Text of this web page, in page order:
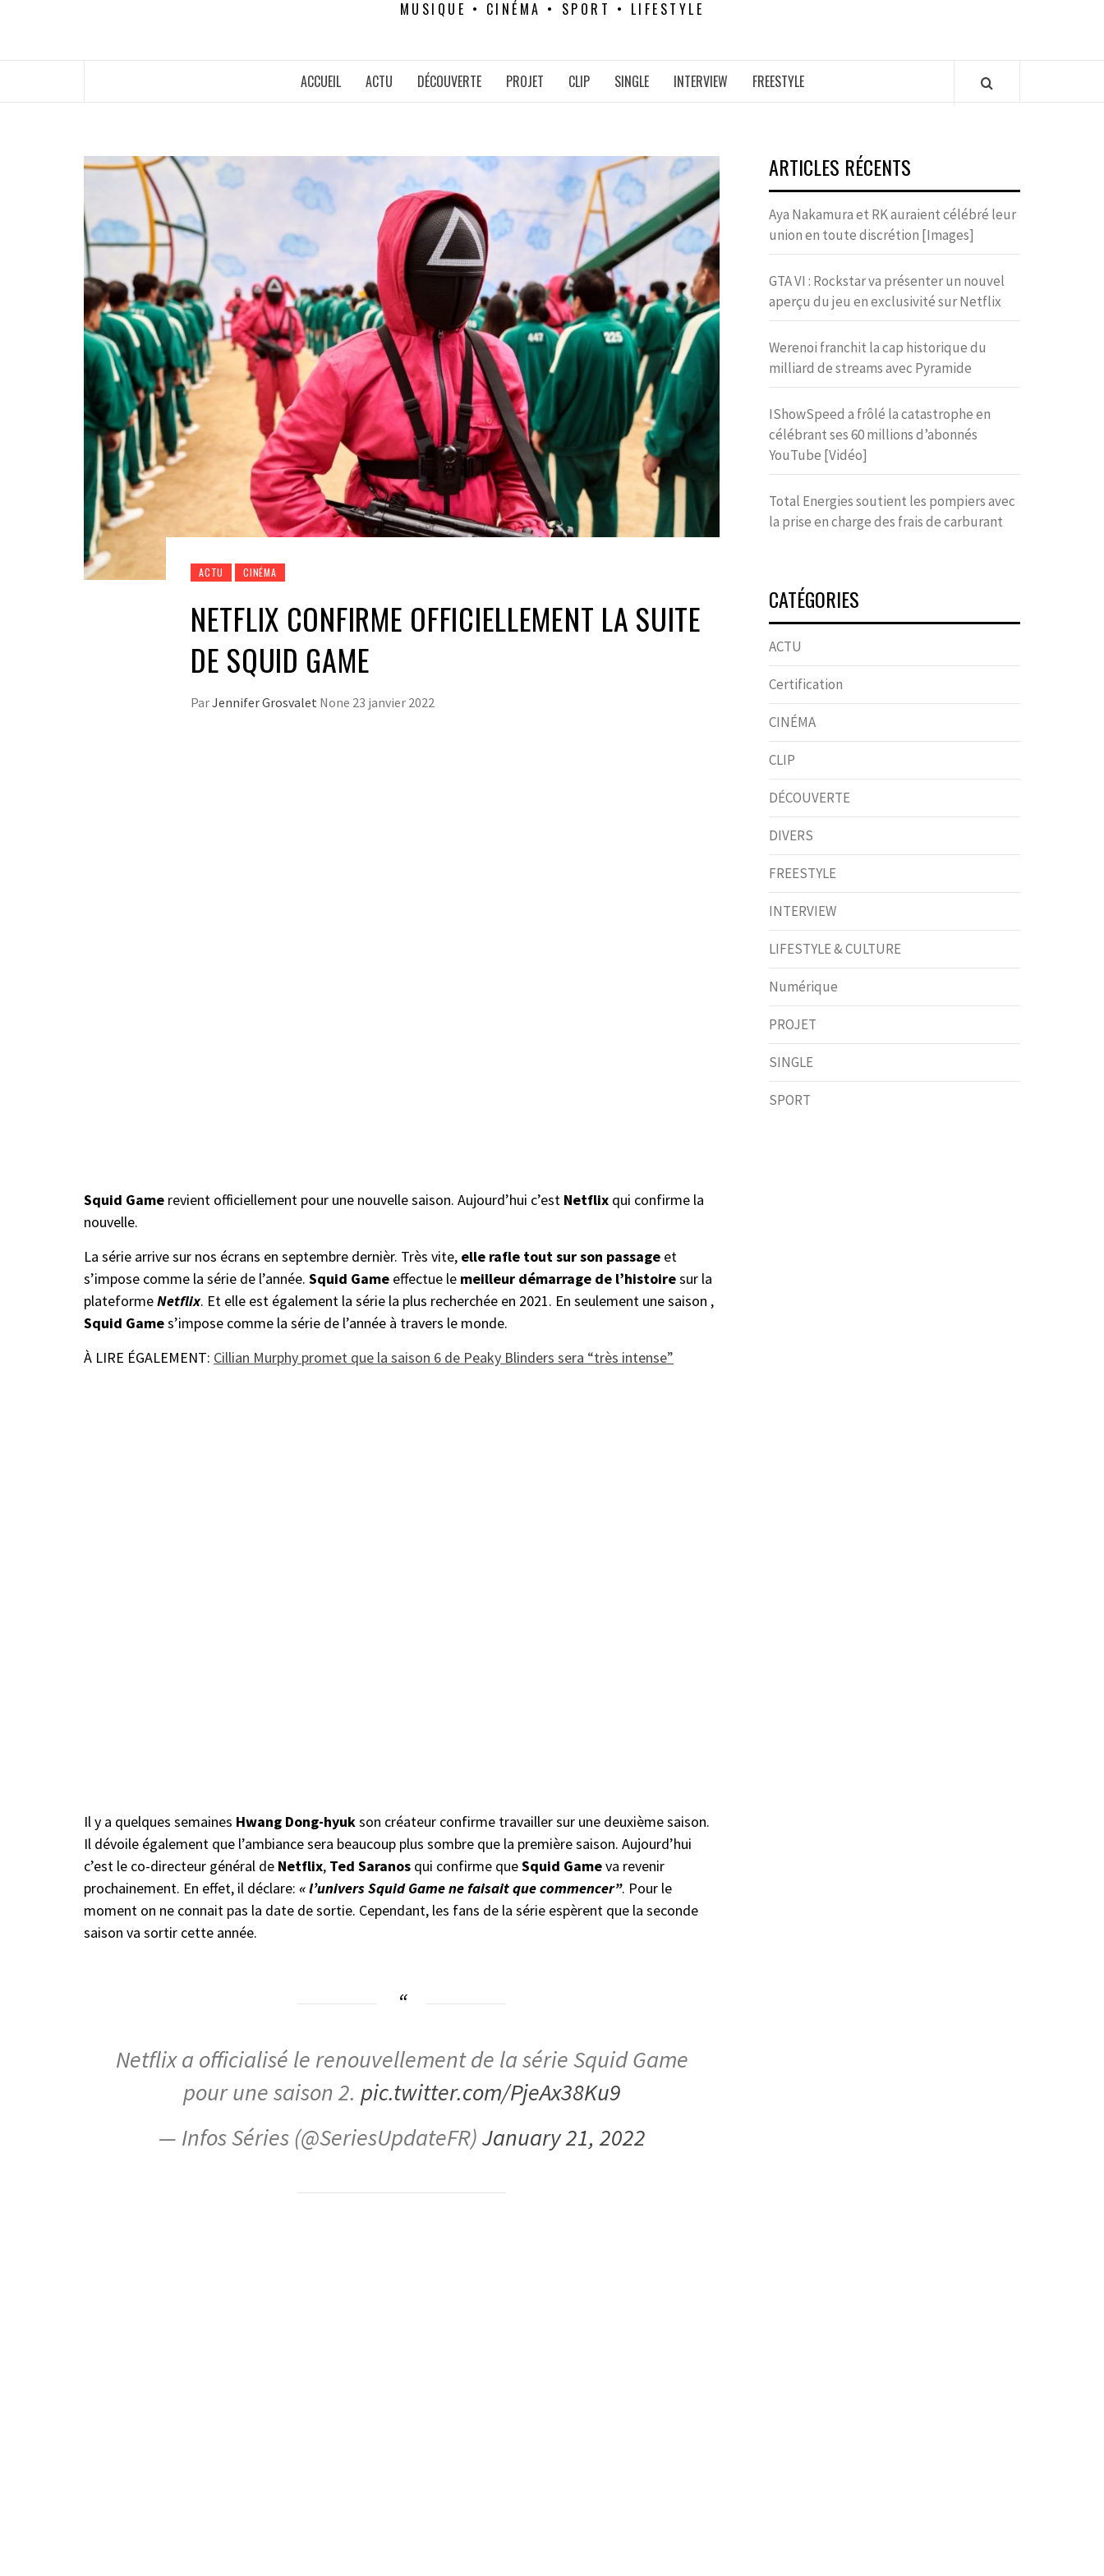
MUSIQUE • CINÉMA • SPORT • LIFESTYLE
ACCUEIL ACTU DÉCOUVERTE PROJET CLIP SINGLE INTERVIEW FREESTYLE
ACTU CINÉMA
NETFLIX CONFIRME OFFICIELLEMENT LA SUITE
DE SQUID GAME
ParJennifer Grosvalet None 23 janvier 2022
Squid Game revient officiellement pour une nouvelle saison. Aujourd’hui c’est Netflix qui confirme la
nouvelle.
La série arrive sur nos écrans en septembre dernièr. Très vite, elle rafle tout sur son passage et
s’impose comme la série de l’année. Squid Game effectue le meilleur démarrage de l’histoiresur la
plateformeNetflix. Et elle est également la série la plus recherchée en 2021. En seulement une saison ,
Squid Games’impose comme la série de l’année à travers le monde.
À LIRE ÉGALEMENT: Cillian Murphy promet que la saison 6 de Peaky Blinders sera “très intense”
Il y a quelques semaines Hwang Dong-hyukson créateur confirme travailler sur une deuxième saison.
Il dévoile également que l’ambiance sera beaucoup plus sombre que la première saison. Aujourd’hui
c’est le co-directeur général de Netflix, Ted Saranos qui confirme queSquid Gameva revenir
prochainement. En effet, il déclare: « l’univers Squid Game ne faisait que commencer”. Pour le
moment on ne connait pas la date de sortie. Cependant, les fans de la série espèrent que la seconde
saison va sortir cette année.
Netflix a officialisé le renouvellement de la série Squid Game
pour une saison 2. pic.twitter.com/PjeAx38Ku9
— Infos Séries (@SeriesUpdateFR)January 21, 2022
ARTICLES RÉCENTS
Aya Nakamura et RK auraient célébré leur
union en toute discrétion [Images]
GTA VI : Rockstar va présenter un nouvel
aperçu du jeu en exclusivité sur Netflix
Werenoi franchit la cap historique du
milliard de streams avec Pyramide
IShowSpeed a frôlé la catastrophe en
célébrant ses 60 millions d’abonnés
YouTube [Vidéo]
Total Energies soutient les pompiers avec
la prise en charge des frais de carburant
CATÉGORIES
ACTU
Certification
CINÉMA
CLIP
DÉCOUVERTE
DIVERS
FREESTYLE
INTERVIEW
LIFESTYLE & CULTURE
Numérique
PROJET
SINGLE
SPORT